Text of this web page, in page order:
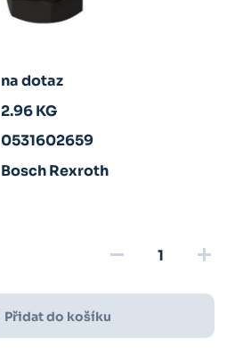
na dotaz
2.96 KG
0531602659
Bosch Rexroth
remove add
Přidat do košíku